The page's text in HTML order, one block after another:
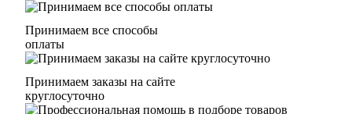
Принимаем все способы
оплаты
Принимаем заказы на сайте
круглосуточно